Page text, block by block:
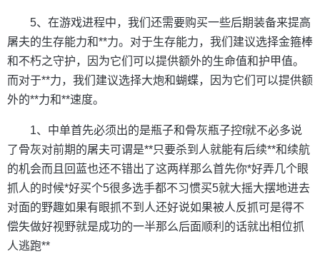
5、在游戏进程中，我们还需要购买一些后期装备来提高
屠夫的生存能力和**力。对于生存能力，我们建议选择金箍棒
和不朽之守护，因为它们可以提供额外的生命值和护甲值。
而对于**力，我们建议选择大炮和蝴蝶，因为它们可以提供额
外的**力和**速度。
1、中单首先必须出的是瓶子和骨灰瓶子控f就不必多说
了骨灰对前期的屠夫可谓是**只要杀到人就能有后续**和续航
的机会而且回蓝也还不错出了这两样那么首先你*好弄几个眼
抓人的时候*好买个5很多选手都不习惯买5就大摇大摆地进去
对面的野趣如果有眼抓不到人还好说如果被人反抓可是得不
偿失做好视野就是成功的一半那么后面顺利的话就出相位抓
人逃跑**